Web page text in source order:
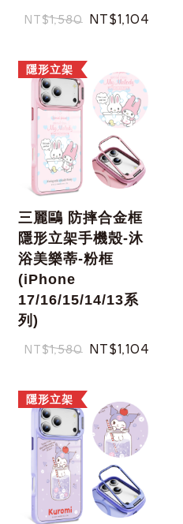
NT$1,580 NT$1,104
隱形立架
三麗鷗 防摔合金框
隱形立架手機殼-沐
浴美樂蒂-粉框
(iPhone
17/16/15/14/13系
列)
NT$1,580 NT$1,104
隱形立架
重取驗證碼